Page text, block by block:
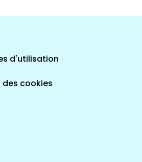
d'utilisation
cookies